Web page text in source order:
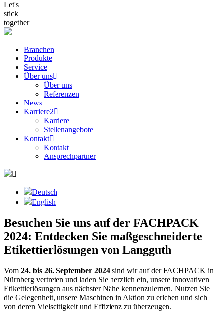
Let's
stick
together
Branchen
Produkte
Service
Über uns
Über uns
Referenzen
News
Karriere2
Karriere
Stellenangebote
Kontakt
Kontakt
Ansprechpartner
Deutsch
English
Besuchen Sie uns auf der FACHPACK
2024: Entdecken Sie maßgeschneiderte
Etikettierlösungen von Langguth
Vom 24. bis 26. September 2024 sind wir auf der FACHPACK in
Nürnberg vertreten und laden Sie herzlich ein, unsere innovativen
Etikettierlösungen aus nächster Nähe kennenzulernen. Nutzen Sie
die Gelegenheit, unsere Maschinen in Aktion zu erleben und sich
von deren Vielseitigkeit und Effizienz zu überzeugen.